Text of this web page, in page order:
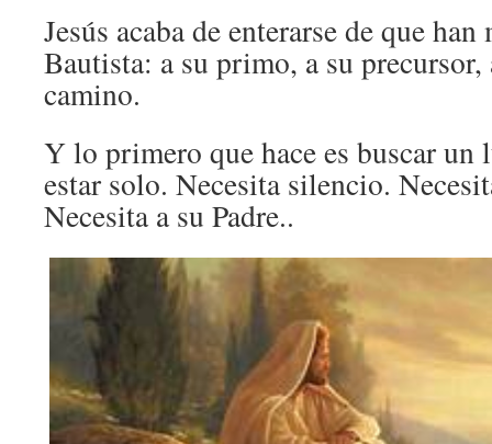
Jesús acaba de enterarse de que
Bautista: a su primo, a su
camino.
Y lo primero que hace es buscar un
estar solo. Necesita silencio.
Necesita a su Padre..